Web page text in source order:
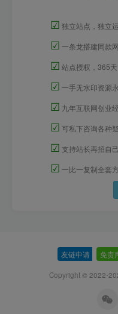
☑ 独立站点，独立
☑ 一条龙搭建同款
☑ 站点授权，365
☑ 一手无水印资源
☑ 九年互联网创业
☑ 可私下咨询各种
☑ 支持站长再招自
☑ 一比一复制全套
友链申请 免责
Copyright © 2022-